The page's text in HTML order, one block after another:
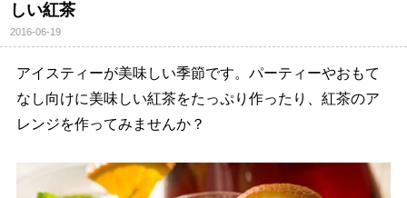
しい紅茶
2016-06-19
アイスティーが美味しい季節です。パーティーやおもて
なし向けに美味しい紅茶をたっぷり作ったり、紅茶のア
レンジを作ってみませんか？